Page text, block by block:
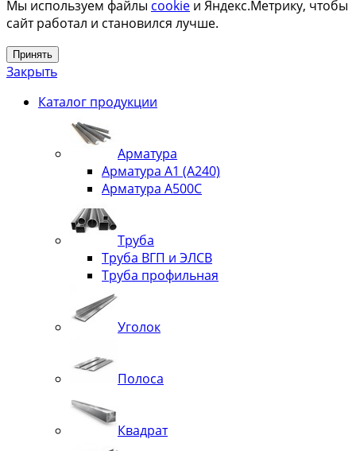
Мы используем файлы cookie и Яндекс.Метрику, чтобы
сайт работал и становился лучше.
Принять
Закрыть
Каталог продукции
Арматура
Арматура А1 (А240)
Арматура А500С
Труба
Труба ВГП и ЭЛСВ
Труба профильная
Уголок
Полоса
Квадрат